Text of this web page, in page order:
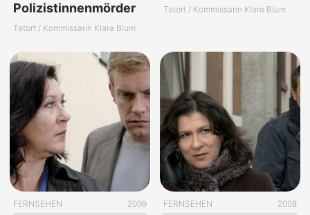
Polizistinnenmörder
Tatort / Kommissarin Klara Blum
Tatort / Kommissarin Klara Blum
FERNSEHEN 2009 FERNSEHEN 2008